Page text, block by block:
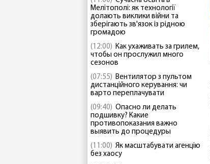
Мелітополі: як технології
долають виклики війни та
зберігають зв'язок із рідною
громадою
(12:00) Как ухаживать за грилем,
чтобы он прослужил много
сезонов
(07:55) Вентилятор з пультом
дистанційного керування: чи
варто переплачувати
(09:40) Опасно ли делать
подшивку? Какие
противопоказания важно
выявить до процедуры
(11:00) Як масштабувати агенцію
без хаосу